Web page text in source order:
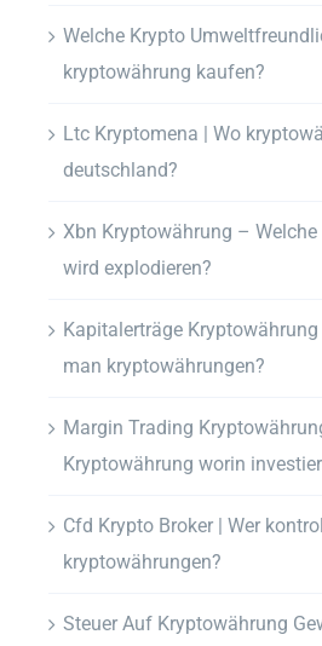
Welche Krypto
kryptowährung kaufen?
Ltc Kryptomena | Wo
deutschland?
Xbn Kryptowährung –
wird explodieren?
Kapitalerträge
man kryptowährungen?
Margin Trading
Kryptowährung worin
Cfd Krypto Broker | Wer
kryptowährungen?
Steuer Auf Kryptowährung